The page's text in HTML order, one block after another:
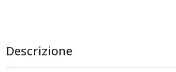
Descrizione